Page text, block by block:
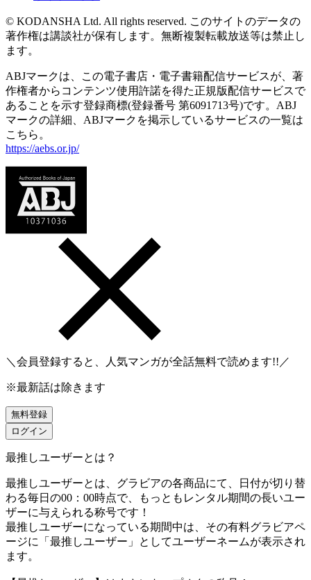
© KODANSHA Ltd. All rights reserved. このサイトのデータの
著作権は講談社が保有します。無断複製転載放送等は禁止し
ます。
ABJマークは、この電子書店・電子書籍配信サービスが、著
作権者からコンテンツ使用許諾を得た正規版配信サービスで
あることを示す登録商標(登録番号 第6091713号)です。ABJ
マークの詳細、ABJマークを掲示しているサービスの一覧は
こちら。
https://aebs.or.jp/
＼会員登録すると、人気マンガが全話無料で読めます!!／
※最新話は除きます
無料登録
ログイン
最推しユーザーとは？
最推しユーザーとは、グラビアの各商品にて、日付が切り替
わる毎日の00：00時点で、
もっともレンタル期間の長いユー
ザーに与えられる称号です！
最推しユーザーになっている期間中は、 その有料グラビアペ
ージに「最推しユーザー」としてユーザーネームが表示され
ます。